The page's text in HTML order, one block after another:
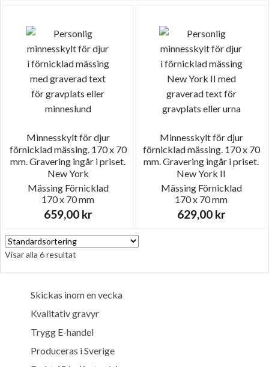
Minnesskylt för djur
förnicklad mässing. 170 x 70
mm. Gravering ingår i priset.
New York
Mässing Förnicklad
170 x 70 mm
659,00 kr
Minnesskylt för djur
förnicklad mässing. 170 x 70
mm. Gravering ingår i priset.
New York II
Mässing Förnicklad
170 x 70 mm
629,00 kr
Visar alla 6 resultat
Skickas inom en vecka
Kvalitativ gravyr
Trygg E-handel
Produceras i Sverige